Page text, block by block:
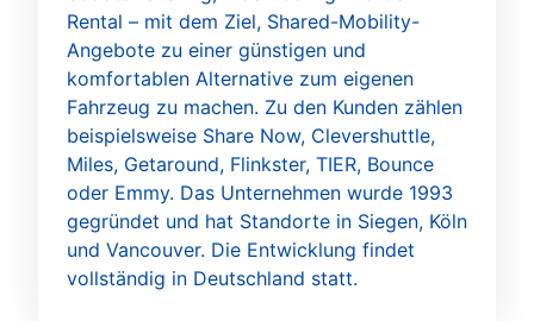
Rental – mit dem Ziel, Shared-Mobility-
Angebote zu einer günstigen und
komfortablen Alternative zum eigenen
Fahrzeug zu machen. Zu den Kunden zählen
beispielsweise Share Now, Clevershuttle,
Miles, Getaround, Flinkster, TIER, Bounce
oder Emmy. Das Unternehmen wurde 1993
gegründet und hat Standorte in Siegen, Köln
und Vancouver. Die Entwicklung findet
vollständig in Deutschland statt.